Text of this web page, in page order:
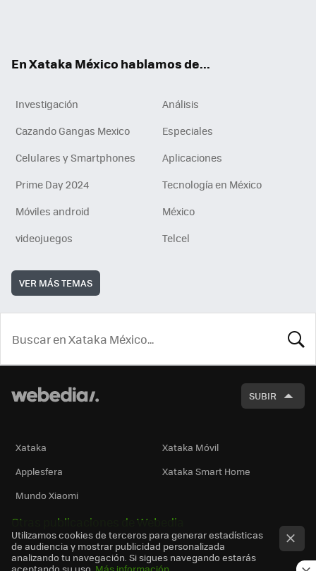
En Xataka México hablamos de...
Investigación
Análisis
Cazando Gangas Mexico
Especiales
Celulares y Smartphones
Aplicaciones
Prime Day 2024
Tecnología en México
Móviles android
México
videojuegos
Telcel
VER MÁS TEMAS
SUBIR
Xataka
Xataka Móvil
Applesfera
Xataka Smart Home
Mundo Xiaomi
Otras publicaciones de Webedia
Utilizamos cookies de terceros para generar estadísticas
de audiencia y mostrar publicidad personalizada
analizando tu navegación. Si sigues navegando estarás